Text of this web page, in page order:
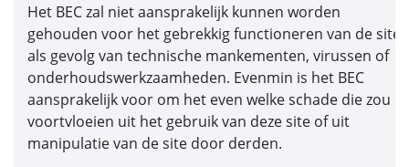
Het BEC zal niet aansprakelijk kunnen worden
gehouden voor het gebrekkig functioneren van de site
als gevolg van technische mankementen, virussen of
onderhoudswerkzaamheden. Evenmin is het BEC
aansprakelijk voor om het even welke schade die zou
voortvloeien uit het gebruik van deze site of uit
manipulatie van de site door derden.